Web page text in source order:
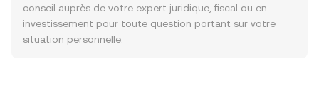
conseil auprès de votre expert juridique, fiscal ou en
investissement pour toute question portant sur votre
situation personnelle.